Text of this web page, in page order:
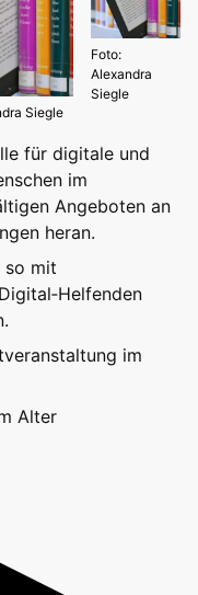
Foto:
Alexandra
Siegle
Siegle
für digitale und
im
Angeboten an
heran.
so mit
im
Alter